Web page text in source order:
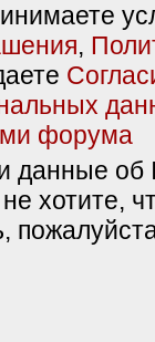
,
форума
данные об
хотите,